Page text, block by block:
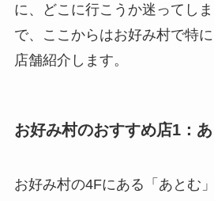
に、どこに行こうか迷ってし
で、ここからはお好み村で特
店舗紹介します。
お好み村のおすすめ店1：
お好み村の4Fにある「あとむ